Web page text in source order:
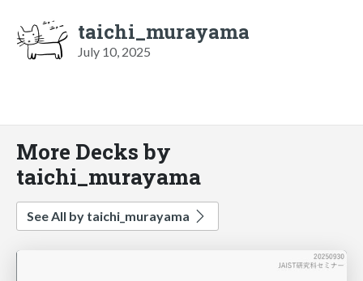
taichi_murayama
July 10, 2025
More Decks by
taichi_murayama
See All by taichi_murayama